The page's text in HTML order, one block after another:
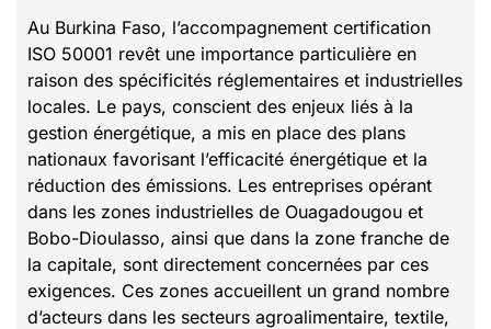
Au Burkina Faso, l’accompagnement certification
ISO 50001 revêt une importance particulière en
raison des spécificités réglementaires et industrielles
locales. Le pays, conscient des enjeux liés à la
gestion énergétique, a mis en place des plans
nationaux favorisant l’efficacité énergétique et la
réduction des émissions. Les entreprises opérant
dans les zones industrielles de Ouagadougou et
Bobo-Dioulasso, ainsi que dans la zone franche de
la capitale, sont directement concernées par ces
exigences. Ces zones accueillent un grand nombre
d’acteurs dans les secteurs agroalimentaire, textile,